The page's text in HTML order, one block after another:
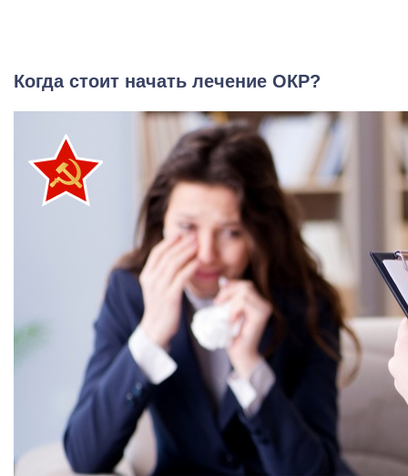
Когда стоит начать лечение ОКР?